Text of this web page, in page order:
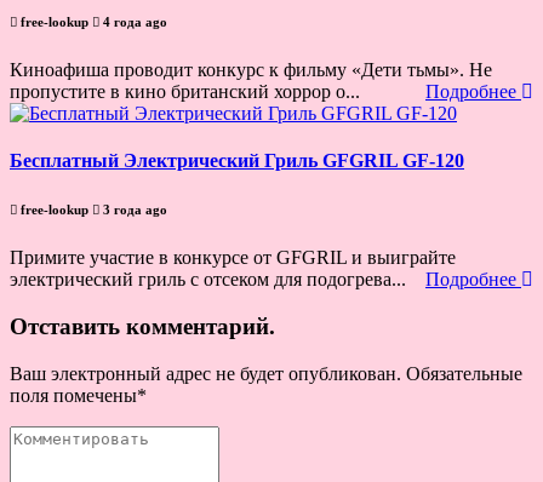
free-lookup 4 года ago
Киноафиша проводит конкурс к фильму «Дети тьмы». Не
пропустите в кино британский хоррор о...
Подробнее
Бесплатный Электрический Гриль GFGRIL GF-120
free-lookup 3 года ago
Примите участие в конкурсе от GFGRIL и выиграйте
электрический гриль с отсеком для подогрева...
Подробнее
Отставить комментарий.
Ваш электронный адрес не будет опубликован. Обязательные
поля помечены*